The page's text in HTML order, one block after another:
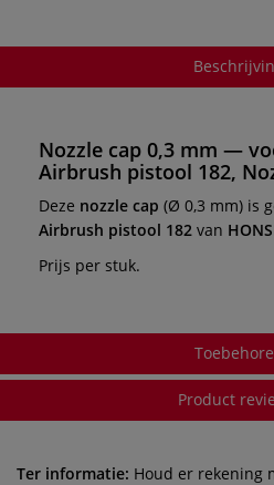
Nozzle cap 0,3 mm —
Airbrush pistool 182,
Deze nozzle cap (Ø 0,3 mm) is
Airbrush pistool 182 van
Prijs per stuk.
Product
Ter informatie: Houd er rekening